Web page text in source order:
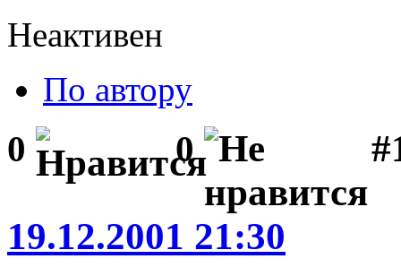
Неактивен
По автору
0 0
19.12.2001 21:30